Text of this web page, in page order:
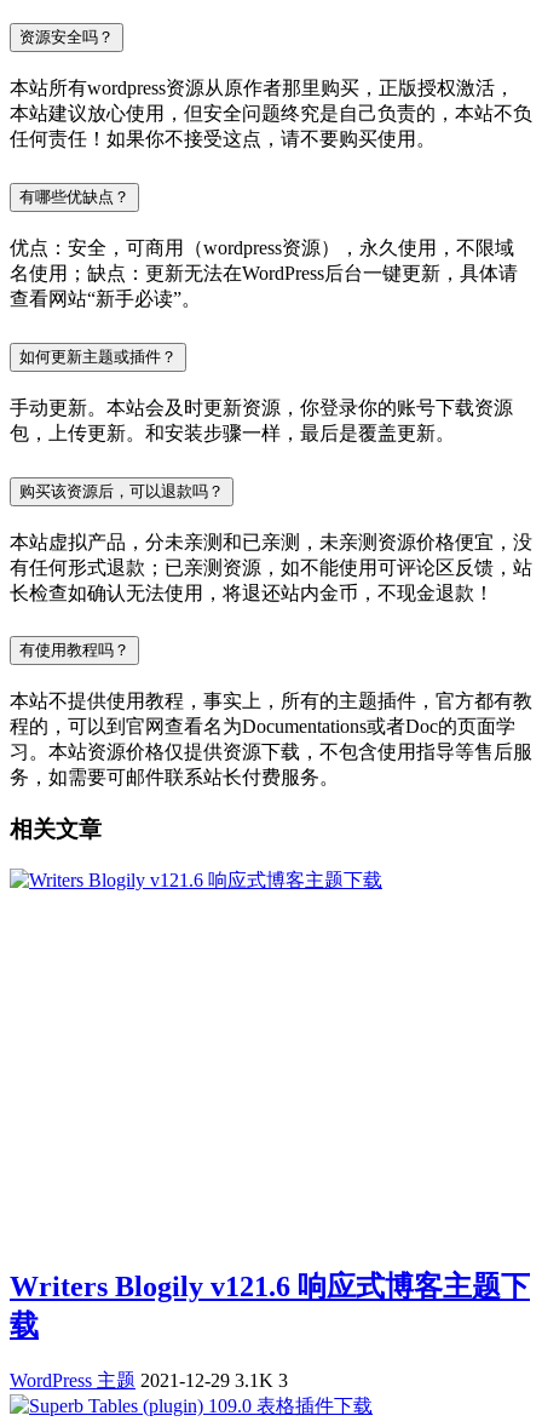
资源安全吗？
本站所有wordpress资源从原作者那里购买，正版授权激活，
本站建议放心使用，但安全问题终究是自己负责的，本站不负
任何责任！如果你不接受这点，请不要购买使用。
有哪些优缺点？
优点：安全，可商用（wordpress资源），永久使用，不限域
名使用；缺点：更新无法在WordPress后台一键更新，具体请
查看网站“新手必读”。
如何更新主题或插件？
手动更新。本站会及时更新资源，你登录你的账号下载资源
包，上传更新。和安装步骤一样，最后是覆盖更新。
购买该资源后，可以退款吗？
本站虚拟产品，分未亲测和已亲测，未亲测资源价格便宜，没
有任何形式退款；已亲测资源，如不能使用可评论区反馈，站
长检查如确认无法使用，将退还站内金币，不现金退款！
有使用教程吗？
本站不提供使用教程，事实上，所有的主题插件，官方都有教
程的，可以到官网查看名为Documentations或者Doc的页面学
习。本站资源价格仅提供资源下载，不包含使用指导等售后服
务，如需要可邮件联系站长付费服务。
相关文章
Writers Blogily v121.6 响应式博客主题下
载
WordPress 主题 2021-12-29 3.1K 3